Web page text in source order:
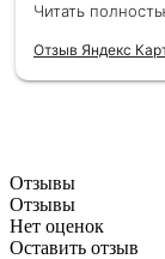
монтажа.
було
Читать
Отзыв Яндекс
Отзывы
Отзывы
Нет оценок
Оставить отзыв